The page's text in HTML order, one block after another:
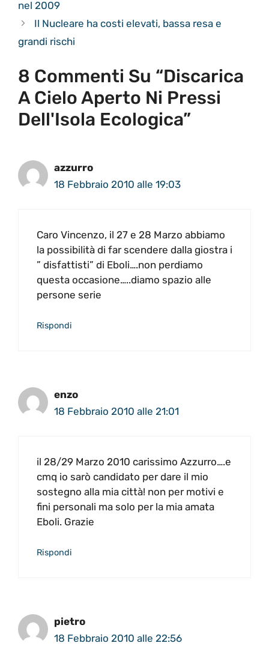
nel 2009
Il Nucleare ha costi elevati, bassa resa e
grandi rischi
8 Commenti Su “Discarica
A Cielo Aperto Ni Pressi
Dell'Isola Ecologica”
azzurro
18 Febbraio 2010 alle 19:03
Caro Vincenzo, il 27 e 28 Marzo abbiamo
la possibilità di far scendere dalla giostra i
” disfattisti” di Eboli….non perdiamo
questa occasione…..diamo spazio alle
persone serie
Rispondi
enzo
18 Febbraio 2010 alle 21:01
il 28/29 Marzo 2010 carissimo Azzurro….e
cmq io sarò candidato per dare il mio
sostegno alla mia città! non per motivi e
fini personali ma solo per la mia amata
Eboli. Grazie
Rispondi
pietro
18 Febbraio 2010 alle 22:56